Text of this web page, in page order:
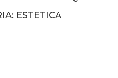
ESTETICA